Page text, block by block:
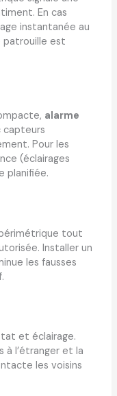
En cas
instantanée au
patrouille est
alarme
capteurs
Pour les
(éclairages
planifiée.
tout
Installer un
les fausses
et éclairage.
à l’étranger et la
les voisins